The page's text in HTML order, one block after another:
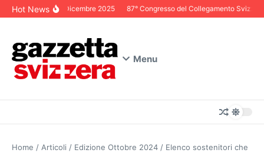
Salta al contenuto
Hot News
Editoriale Dicembre 2025 87° Congresso del Collegamento
Menu
Home / Articoli / Edizione Ottobre 2024 / Elenco sostenitori che